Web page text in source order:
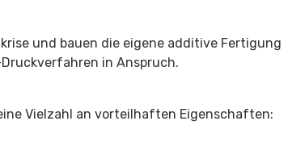
und bauen die eigene additive Fertigung
in Anspruch.
Vielzahl an vorteilhaften Eigenschaften: